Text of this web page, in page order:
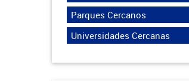
Parques Cercanos
Universidades Cercanas